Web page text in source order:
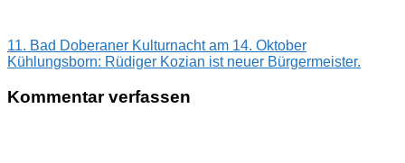
AlexandrinencottageHeiligendammHolzstegPackwerk
gesperrt
Beitragsnavigation
Vorheriger
Beitrag:
11. Bad Doberaner Kulturnacht am 14. Oktober
Nächster
Kühlungsborn: Rüdiger Kozian ist neuer Bürgermeister.
Kommentar verfassen